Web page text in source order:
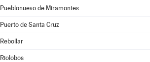
Pueblonuevo de Miramontes
Puerto de Santa Cruz
Rebollar
Riolobos